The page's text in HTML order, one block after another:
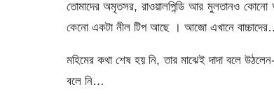
তোমাদের অমৃতসর, রাওয়ালপিন্ডি আর মুলতানও
কেনো একটা নীল টিপ আছে । আজো এখানে
মহিমের কথা শেষ হয় নি, তার মাঝেই দাদা বলে
বলে নি…